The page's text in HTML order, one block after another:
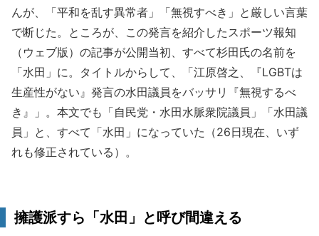
んが、「平和を乱す異常者」「無視すべき」と厳しい言葉
で断じた。ところが、この発言を紹介したスポーツ報知
（ウェブ版）の記事が公開当初、すべて杉田氏の名前を
「水田」に。タイトルからして、「江原啓之、『LGBTは
生産性がない』発言の水田議員をバッサリ『無視するべ
き』」。本文でも「自民党・水田水脈衆院議員」「水田議
員」と、すべて「水田」になっていた（26日現在、いず
れも修正されている）。
擁護派すら「水田」と呼び間違える